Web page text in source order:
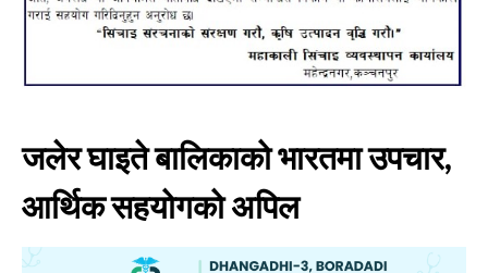
जलेर घाइते बालिकाको भारतमा उपचार,
आर्थिक सहयोगको अपिल